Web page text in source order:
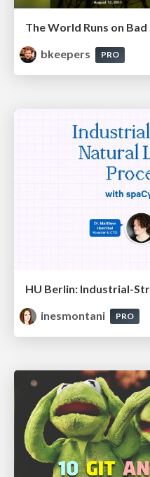
The World Runs on
bkeepers
PRO
inesmontani
PRO